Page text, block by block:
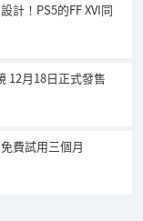
計！PS5的FF XVI同
12月18日正式發售
費試用三個月